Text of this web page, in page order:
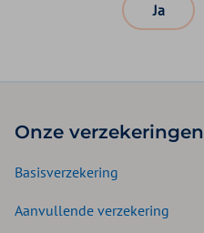
Ja
Onze verzekeringen
Basisverzekering
Aanvullende verzekering